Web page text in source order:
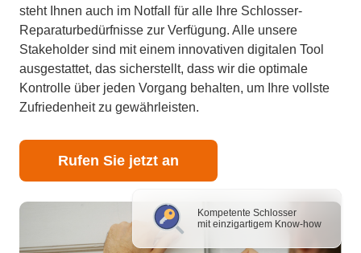
Kompetente Schlosser
mit einzigartigem Know-how
steht Ihnen auch im Notfall für alle Ihre Schlosser-
Reparaturbedürfnisse zur Verfügung. Alle unsere
Stakeholder sind mit einem innovativen digitalen Tool
ausgestattet, das sicherstellt, dass wir die optimale
Kontrolle über jeden Vorgang behalten, um Ihre vollste
Zufriedenheit zu gewährleisten.
Rufen Sie jetzt an